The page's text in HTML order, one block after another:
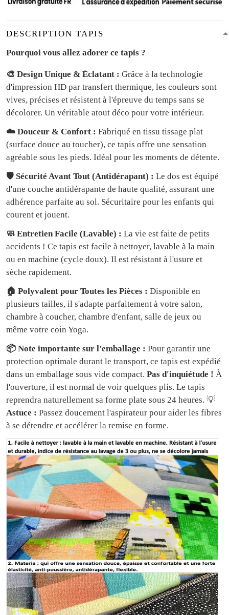
DESCRIPTION TAPIS
Pourquoi vous allez adorer ce tapis ?
🎨 Design Unique & Éclatant : Grâce à la technologie
d'impression HD par transfert thermique, les couleurs sont
vives, précises et résistent à l'épreuve du temps sans se
décolorer. Un véritable atout déco pour votre intérieur.
☁️ Douceur & Confort : Fabriqué en tissu tissage plat
(surface douce au toucher), ce tapis offre une sensation
agréable sous les pieds. Idéal pour les moments de détente.
🛡️ Sécurité Avant Tout (Antidérapant) : Le dos est équipé
d'une couche antidérapante de haute qualité, assurant une
adhérence parfaite au sol. Sécuritaire pour les enfants qui
courent et jouent.
🧼 Entretien Facile (Lavable) : La vie est faite de petits
accidents ! Ce tapis est facile à nettoyer, lavable à la main
ou en machine (cycle doux). Il est résistant à l'usure et
sèche rapidement.
🏠 Polyvalent pour Toutes les Pièces : Disponible en
plusieurs tailles, il s'adapte parfaitement à votre salon,
chambre à coucher, chambre d'enfant, salle de jeux ou
même votre coin Yoga.
📦 Note importante sur l'emballage : Pour garantir une
protection optimale durant le transport, ce tapis est expédié
dans un emballage sous vide compact. Pas d'inquiétude ! À
l'ouverture, il est normal de voir quelques plis. Le tapis
reprendra naturellement sa forme plate sous 24 heures. 💡
Astuce : Passez doucement l'aspirateur pour aider les fibres
à se détendre et accélérer la remise en forme.